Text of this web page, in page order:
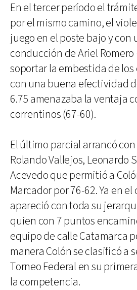
En el tercer período el
por el mismo camino, el
juego en el poste bajo y con
conducción de Ariel
soportar la embestida de
con una buena efectividad
6.75 amenazaba la ventaja
correntinos (67-60).
El último parcial arrancó
Rolando Vallejos, Leonardo
Acevedo que permitió a
Marcador por 76-62. Ya en
apareció con toda su
quien con 7 puntos
equipo de calle Catamarca
manera Colón se clasificó a
Torneo Federal en su
la competencia.